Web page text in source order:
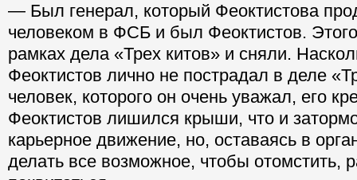
— Был генерал, который Феоктистова
человеком в ФСБ и был Феоктистов.
рамках дела «Трех китов» и сняли.
Феоктистов лично не пострадал в деле
человек, которого он очень уважал, его
Феоктистов лишился крыши, что и
карьерное движение, но, оставаясь в
делать все возможное, чтобы отомстить,